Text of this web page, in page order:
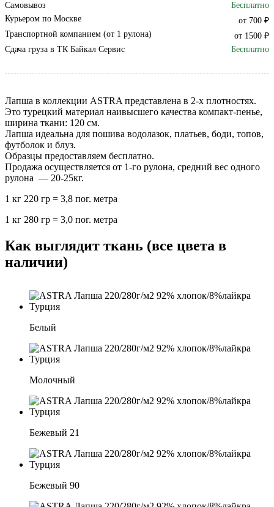
Самовывоз
Бесплатно
Курьером по Москве
от 700 ₽
Транспортной компанием (от 1 рулона)
от 1500 ₽
Сдача груза в ТК Байкал Сервис
Бесплатно
Лапша в коллекции ASTRA представлена в 2-х плотностях.
Это турецкий материал наивысшего качества компакт-пенье,
ширина ткани: 120 см.
Лапша идеальна для пошива водолазок, платьев, боди, топов,
футболок и блуз.
Образцы предоставляем бесплатно.
Продажа осуществляется от 1-го рулона, средний вес одного
рулона — 20-25кг.
1 кг 220 гр = 3,8 пог. метра
1 кг 280 гр = 3,0 пог. метра
Как выглядит ткань (все цвета в
наличии)
Белый
Молочный
Бежевый 21
Бежевый 90